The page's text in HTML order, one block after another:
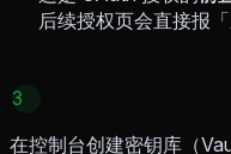
后续授权页会直接报
3
在控制台创建密钥库（